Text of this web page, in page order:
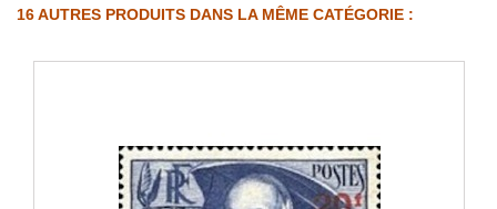
16 AUTRES PRODUITS DANS LA MÊME CATÉGORIE :